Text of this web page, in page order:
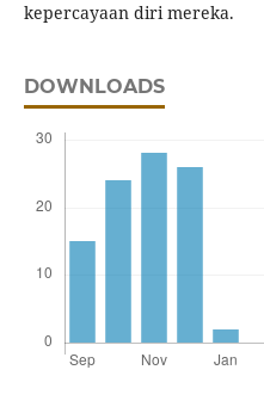
kepercayaan diri mereka.
DOWNLOADS